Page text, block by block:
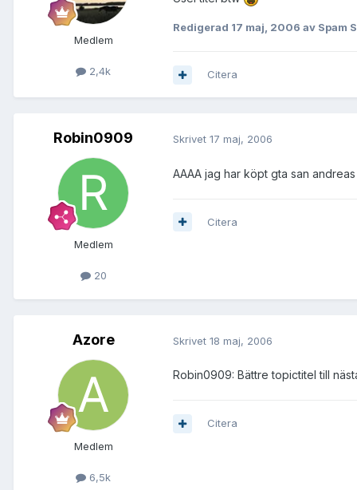
Medlem
2,4k
Redigerad 17 maj, 2006 av Spam
Citera
Robin0909
Medlem
20
Skrivet 17 maj, 2006
AAAA jag har köpt gta san
Citera
Azore
Medlem
6,5k
Skrivet 18 maj, 2006
Robin0909: Bättre topictitel till
Citera